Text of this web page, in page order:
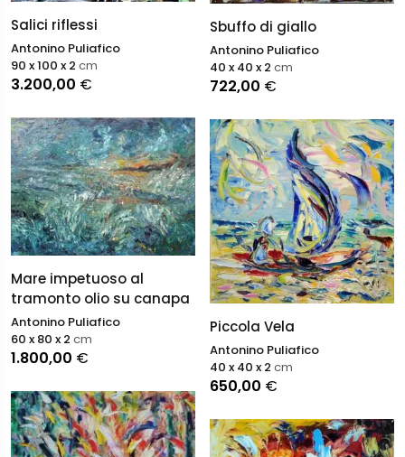
Salici riflessi
Antonino Puliafico
3.200,00 €
90 x 100 x 2 cm
Mare impetuoso al
tramonto olio su canapa
Antonino Puliafico
1.800,00 €
60 x 80 x 2 cm
Sbuffo di giallo
Antonino Puliafico
722,00 €
40 x 40 x 2 cm
Piccola Vela
Antonino Puliafico
650,00 €
40 x 40 x 2 cm